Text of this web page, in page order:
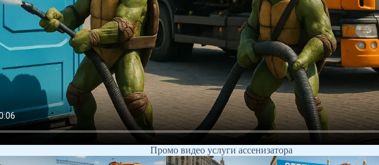
Промо видео услуги ассенизатора